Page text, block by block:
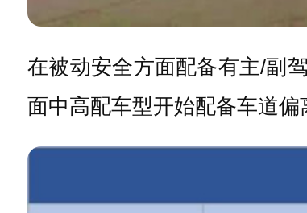
在被动安全方面配备有主/副
面中高配车型开始配备车道偏